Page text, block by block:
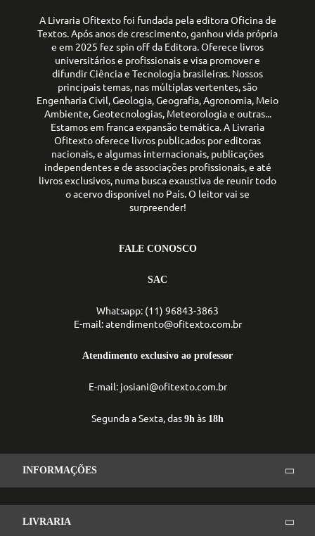
A Livraria Ofitexto foi fundada pela editora Oficina de
Textos. Após anos de crescimento, ganhou vida própria
e em 2025 fez spin off da Editora. Oferece livros
universitários e profissionais e visa promover e
difundir Ciência e Tecnologia brasileiras. Nossos
principais temas, nas múltiplas vertentes, são
Engenharia Civil, Geologia, Geografia, Agronomia, Meio
Ambiente, Geotecnologias, Meteorologia e outras...
Estamos em franca expansão temática. A Livraria
Ofitexto oferece livros publicados por editoras
nacionais, e algumas internacionais, publicações
independentes e de associações profissionais, e até
livros exclusivos, numa busca exaustiva de reunir todo
o acervo disponível no País. O leitor vai se
surpreender!
FALE CONOSCO
SAC
Whatsapp: (11) 96843-3863
E-mail: atendimento@ofitexto.com.br
Atendimento exclusivo ao professor
E-mail: josiani@ofitexto.com.br
Segunda a Sexta, das 9h às 18h
INFORMAÇÕES
LIVRARIA